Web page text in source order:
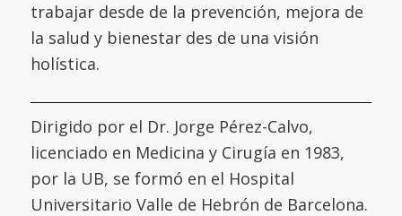
trabajar desde de la prevención, mejora de
la salud y bienestar des de una visión
holística.
Dirigido por el Dr. Jorge Pérez-Calvo,
licenciado en Medicina y Cirugía en 1983,
por la UB, se formó en el Hospital
Universitario Valle de Hebrón de Barcelona.